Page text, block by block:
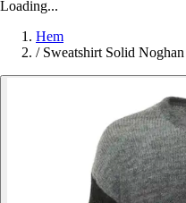
Loading...
Hem
/ Sweatshirt Solid Noghan